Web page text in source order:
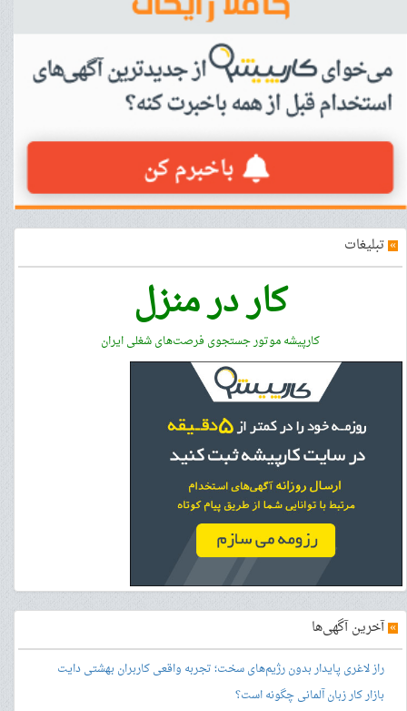
» تبلیغات
کار در منزل
کارپیشه موتور جستجوی فرصت‌های شغلی ایران
»آخرین آگهی‌ها
راز لاغری پایدار بدون رژیم‌های سخت؛ تجربه واقعی کاربران بهشتی دایت
بازار کار زبان آلمانی چگونه است؟